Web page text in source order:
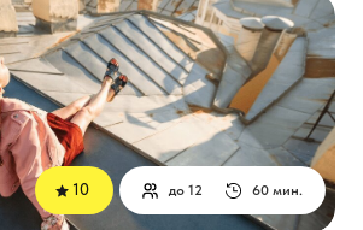
60 мин.
до 12
10